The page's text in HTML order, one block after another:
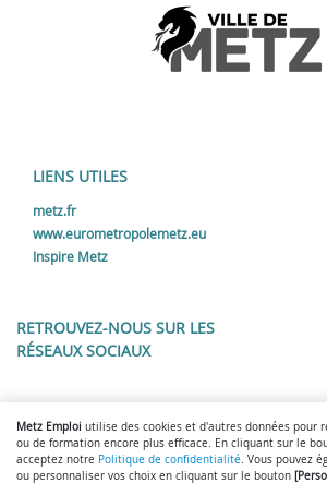
LIENS UTILES
metz.fr
www.eurometropolemetz.eu
Inspire Metz
RETROUVEZ-NOUS SUR LES
RÉSEAUX SOCIAUX
Metz Emploi utilise des cookies et d'autres données pour
ou de formation encore plus efficace. En cliquant sur le
acceptez notre Politique de confidentialité. Vous pouvez
ou personnaliser vos choix en cliquant sur le bouton